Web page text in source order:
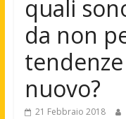
quali
da non
nuovo?
21 Febbraio 2018